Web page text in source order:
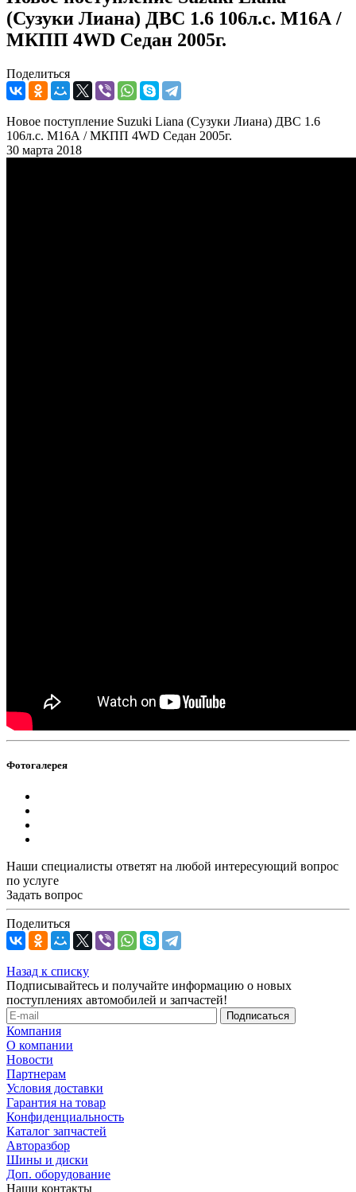
(Сузуки Лиана) ДВС 1.6 106л.с. М16А /
МКПП 4WD Седан 2005г.
Поделиться
Новое поступление Suzuki Liana (Сузуки Лиана) ДВС 1.6
106л.с. М16А / МКПП 4WD Седан 2005г.
30 марта 2018
Фотогалерея
Наши специалисты ответят на любой интересующий вопрос
по услуге
Задать вопрос
Поделиться
Назад к списку
Подписывайтесь и получайте информацию о новых
поступлениях автомобилей и запчастей!
Компания
О компании
Новости
Партнерам
Условия доставки
Гарантия на товар
Конфиденциальность
Каталог запчастей
Авторазбор
Шины и диски
Доп. оборудование
Наши контакты